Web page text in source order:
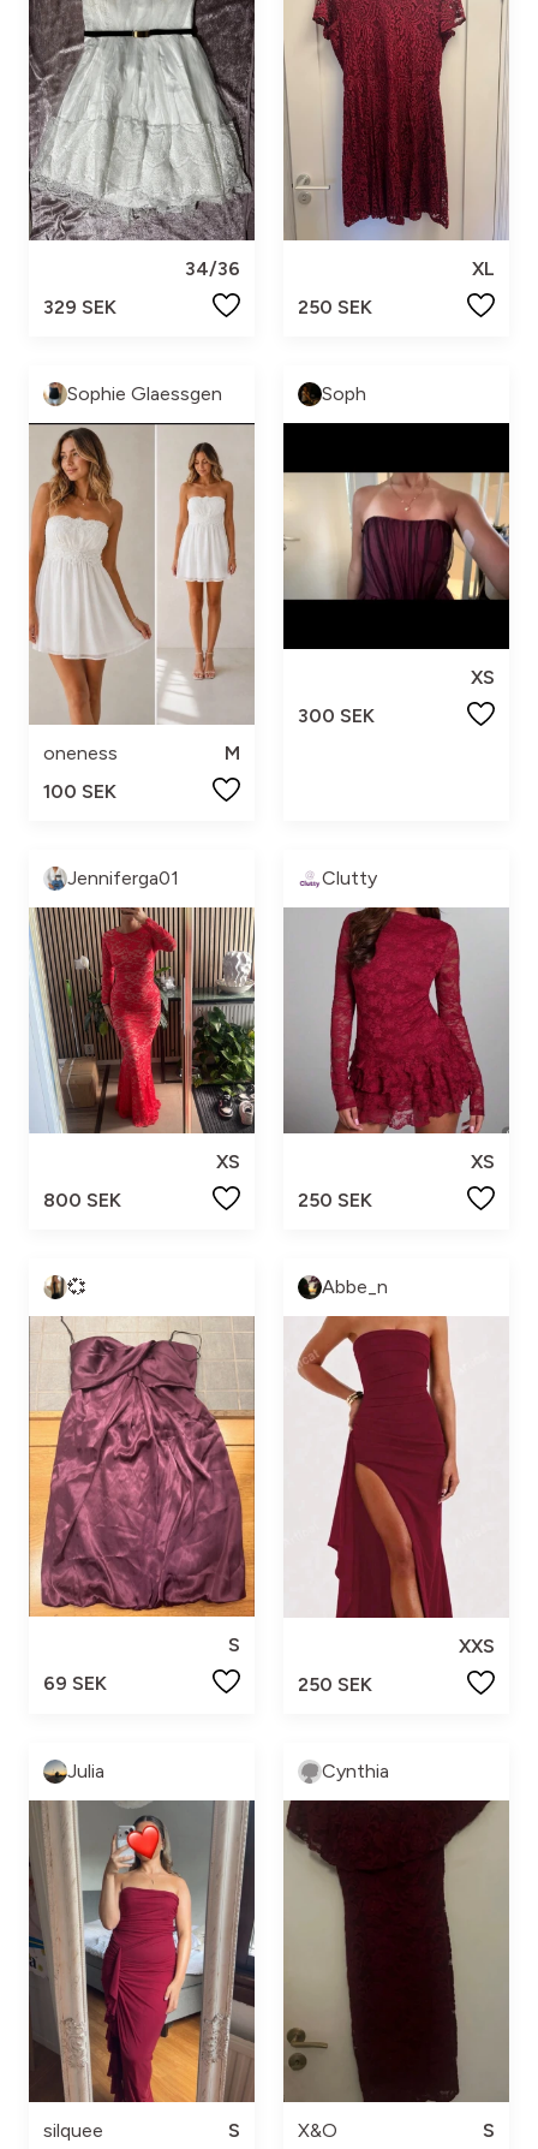
34/36
329 SEK
XL
250 SEK
Sophie Glaessgen
oneness
M
100 SEK
Soph
XS
300 SEK
Jenniferga01
XS
800 SEK
Clutty
XS
250 SEK
💞
S
69 SEK
Abbe_n
XXS
250 SEK
Julia
silquee
S
Cynthia
X&O
S